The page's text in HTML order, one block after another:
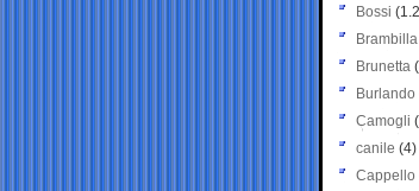
Bossi
Brambilla
Brunetta
Burlando
Camogli
canile (4)
Cappello